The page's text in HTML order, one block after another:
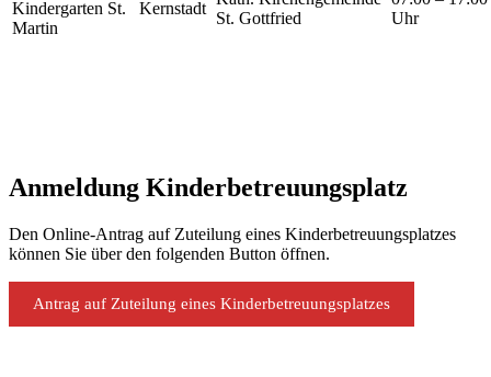
Kindergarten St.
Martin
Kernstadt
St. Gottfried
Uhr
Anmeldung Kinderbetreuungsplatz
Den Online-Antrag auf Zuteilung eines Kinderbetreuungsplatzes
können Sie über den folgenden Button öffnen.
Antrag auf Zuteilung eines Kinderbetreuungsplatzes